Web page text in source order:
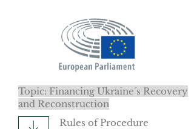
Topic: Financing Ukraine´s Recovery
and Reconstruction
Rules of Procedure